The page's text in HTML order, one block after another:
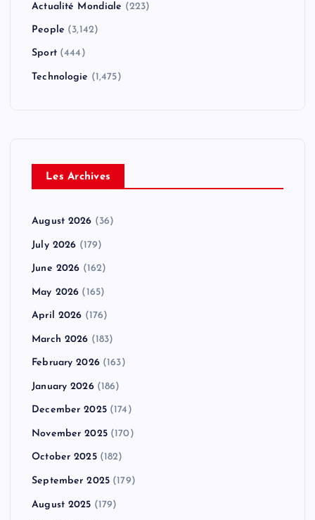
Actualité Mondiale (223)
People (3,142)
Sport(444)
Technologie (1,475)
Les Archives
August 2026 (36)
July 2026 (179)
June 2026 (162)
May 2026 (165)
April 2026 (176)
March 2026 (183)
February 2026(163)
January 2026(186)
December 2025(174)
November 2025(170)
October 2025(182)
September 2025 (179)
August 2025 (179)